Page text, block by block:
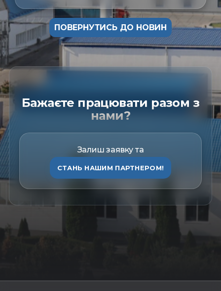
ПОВЕРНУТИСЬ ДО НОВИН
Бажаєте працювати разом з
нами?
Залиш заявку та
СТАНЬ НАШИМ ПАРТНЕРОМ!